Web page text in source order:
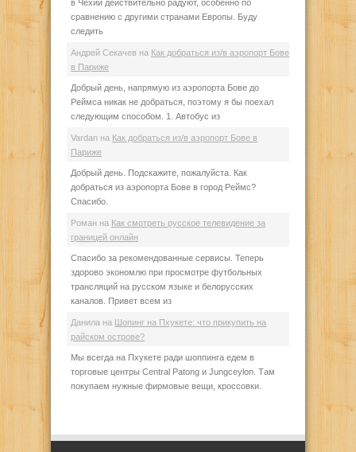
в Чехии действительно радуют, особенно по
сравнению с другими странами Европы. Буду
следить
Андрей Секачев на Как добраться из/в аэропорт Бове
в Париже
Добрый день, напрямую из аэропорта Бове до
Реймса никак не добраться, поэтому я бы поехал
следующим способом. 1. Автобус из
Vardan на Как добраться из/в аэропорт Бове в
Париже
Добрый день. Подскажите, пожалуйста. Как
добраться из аэропорта Бове в город Реймс?
Спасибо.
Роман на Как смотреть русское телевидение за
границей онлайн
Спасибо за рекомендованные сервисы. Теперь
здорово экономлю при просмотре футбольных
трансляций на русском языке и белорусских
каналов. Привет всем из
Данила на Шопинг на Пхукете: что прикупить на
райском острове?
Мы всегда на Пхукете ради шоппинга едем в
торговые центры Central Patong и Jungceylon. Там
покупаем нужные фирмовые вещи, кроссовки.